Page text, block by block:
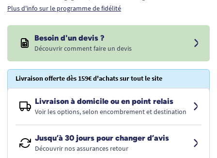
Plus d'info sur le programme de fidélité
Besoin d'un devis ?
Découvrir comment faire un devis
Livraison offerte dès 159€ d'achats sur tout le site
Livraison à domicile ou en point relais
Voir les options, selon encombrement et destination
Jusqu’à 30 jours pour changer d’avis
Découvrir nos assurances retour